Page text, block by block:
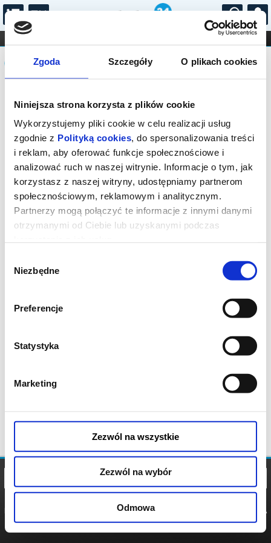
Zgoda Szczegóły O plikach cookies
Niniejsza strona korzysta z plików cookie
Wykorzystujemy pliki cookie w celu realizacji usług
zgodnie z Polityką cookies, do spersonalizowania treści
i reklam, aby oferować funkcje społecznościowe i
analizować ruch w naszej witrynie. Informacje o tym, jak
korzystasz z naszej witryny, udostępniamy partnerom
społecznościowym, reklamowym i analitycznym.
Partnerzy mogą połączyć te informacje z innymi danymi
otrzymanymi od Ciebie lub uzyskanymi podczas
zgody
Niezbędne
Preferencje
Statystyka
Marketing
Zezwól na wszystkie
Zezwól na wybór
Odmowa
...
FILHARMONIA OPERA I BALET
STAND-UP
DLA DZIECI
Komunikat
Sprzedaż biletów on-line na wydarzenie
została zakończona.
POLITYKA
POLITYKA